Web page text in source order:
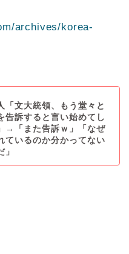
archives/korea-
「文大統領、もう堂々と
告訴すると言い始めてし
→「また告訴ｗ」「なぜ
ているのか分かってない
」